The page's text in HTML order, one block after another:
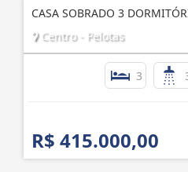
CASA SOBRADO 3
Centro - Pelotas
3
R$ 415.000,00